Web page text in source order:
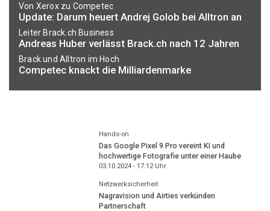
Von Xerox zu Competec
Update: Darum heuert Andrej Golob bei Alltron an
Leiter Brack.ch Business
Andreas Huber verlässt Brack.ch nach 12 Jahren
Brack und Alltron im Hoch
Competec knackt die Milliardenmarke
Hands-on
Das Google Pixel 9 Pro vereint KI und
hochwertige Fotografie unter einer Haube
03.10.2024 - 17:12Uhr
Netzwerksicherheit
Nagravision und Airties verkünden
Partnerschaft